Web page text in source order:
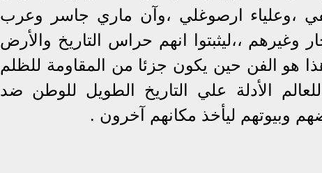
،وعلياء ارصوغلي ،وآن ماري جاسر وعرب
،،ليثبتوا انهم حراس التاريخ والأرض
هو الفن حين يكون جزئا من المقاومة للظلم
الأدلة علي التاريخ الطويل للوطن ضد
وبيوتهم ليأخذ مكانهم آخرون .